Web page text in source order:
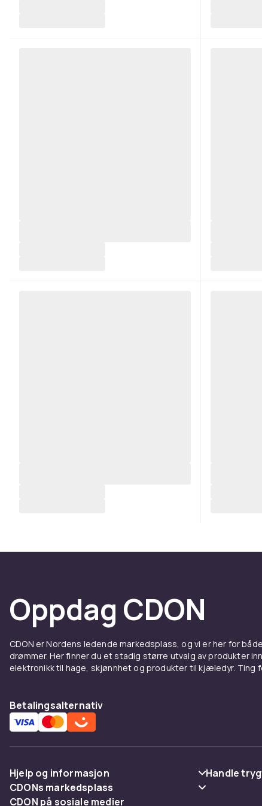
Oppdag CDON
CDON er Nordens ledende markedsplass, og vi er her for
drømmer. Her finner du et stadig større utvalg av produkter
elektronikk til hage, skjønnhet og produkter til kjæledyr. Ting
Betalingsalternativ
Hjelp og informasjon
Vanlige spørsmål
Handle
CDONs markedsplass
CDON på sosiale medier